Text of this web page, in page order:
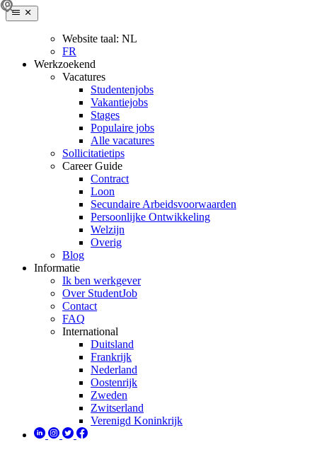
Website taal: NL
FR
Werkzoekend
Vacatures
Studentenjobs
Vakantiejobs
Stages
Populaire jobs
Alle vacatures
Sollicitatietips
Career Guide
Contract
Loon
Secundaire Arbeidsvoorwaarden
Persoonlijke Ontwikkeling
Welzijn
Overig
Blog
Informatie
Ik ben werkgever
Over StudentJob
Contact
FAQ
International
Duitsland
Frankrijk
Nederland
Oostenrijk
Zweden
Zwitserland
Verenigd Koninkrijk